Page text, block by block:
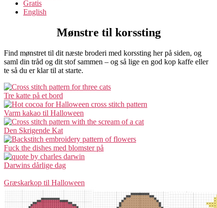
Gratis
English
Mønstre til korssting
Find mønstret til dit næste broderi med korssting her på siden, og
saml din tråd og dit stof sammen – og så lige en god kop kaffe eller
te så du er klar til at starte.
Tre katte på et bord
Varm kakao til Halloween
Den Skrigende Kat
Fuck the dishes med blomster på
Darwins dårlige dag
Græskarkop til Halloween